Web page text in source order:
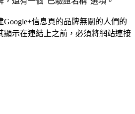
信息頁的品牌無關的人們的
顯示在連結上之前，必須將網站連接